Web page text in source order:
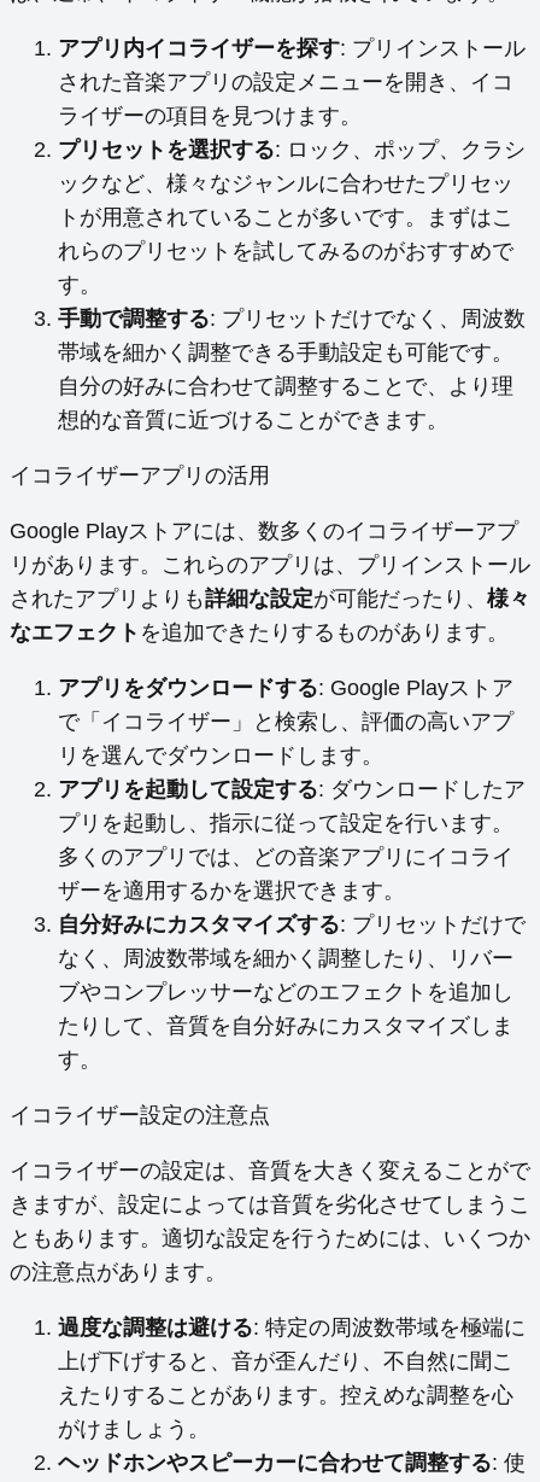
アプリ内イコライザーを探す: プリインストール
された音楽アプリの設定メニューを開き、イコ
ライザーの項目を見つけます。
プリセットを選択する: ロック、ポップ、クラシ
ックなど、様々なジャンルに合わせたプリセッ
トが用意されていることが多いです。まずはこ
れらのプリセットを試してみるのがおすすめで
す。
手動で調整する: プリセットだけでなく、周波数
帯域を細かく調整できる手動設定も可能です。
自分の好みに合わせて調整することで、より理
想的な音質に近づけることができます。
イコライザーアプリの活用
Google Playストアには、数多くのイコライザーアプ
リがあります。これらのアプリは、プリインストール
されたアプリよりも詳細な設定が可能だったり、 様々
なエフェクト を追加できたりするものがあります。
アプリをダウンロードする: Google Playストア
で「イコライザー」と検索し、評価の高いアプ
リを選んでダウンロードします。
アプリを起動して設定する: ダウンロードしたア
プリを起動し、指示に従って設定を行います。
多くのアプリでは、どの音楽アプリにイコライ
ザーを適用するかを選択できます。
自分好みにカスタマイズする: プリセットだけで
なく、周波数帯域を細かく調整したり、リバー
ブやコンプレッサーなどのエフェクトを追加し
たりして、音質を自分好みにカスタマイズしま
す。
イコライザー設定の注意点
イコライザーの設定は、音質を大きく変えることがで
きますが、設定によっては音質を劣化させてしまうこ
ともあります。適切な設定を行うためには、いくつか
の注意点があります。
過度な調整は避ける: 特定の周波数帯域を極端に
上げ下げすると、音が歪んだり、不自然に聞こ
えたりすることがあります。控えめな調整を心
がけましょう。
ヘッドホンやスピーカーに合わせて調整する: 使